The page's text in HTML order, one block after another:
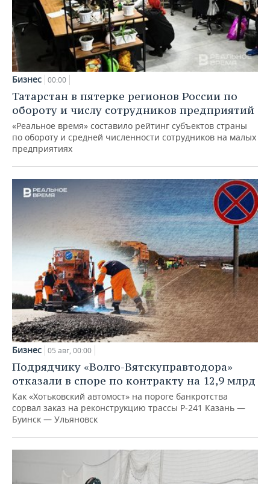
Бизнес 00:00
Татарстан в пятерке регионов России по
обороту и числу сотрудников предприятий
«Реальное время» составило рейтинг субъектов страны
по обороту и средней численности сотрудников на малых
предприятиях
Бизнес 05 авг, 00:00
Подрядчику «Волго-Вятскуправтодора»
отказали в споре по контракту на 12,9 млрд
Как «Хотьковский автомост» на пороге банкротства
сорвал заказ на реконструкцию трассы Р‑241 Казань —
Буинск — Ульяновск